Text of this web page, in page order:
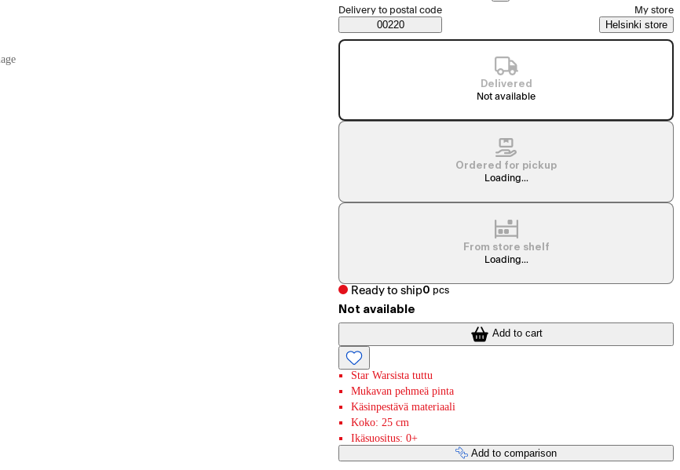
Saatavuustiedot
Select order method
Delivery to postal code
00220
My store
Helsinki store
Delivered
Not available
Ordered for pickup
Loading...
From store shelf
Loading...
Ready to ship0 pcs
Not available
Add to cart
Star Warsista tuttu
Mukavan pehmeä pinta
Käsinpestävä materiaali
Koko: 25 cm
Ikäsuositus: 0+
Add to comparison